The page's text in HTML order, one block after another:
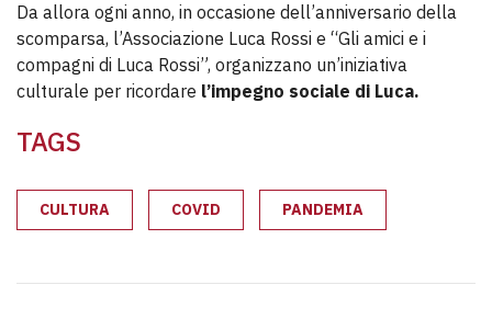
Da allora ogni anno, in occasione dell’anniversario della
scomparsa, l’Associazione Luca Rossi e “Gli amici e i
compagni di Luca Rossi”, organizzano un’iniziativa
culturale per ricordare l’impegno sociale di Luca.
TAGS
CULTURA COVID PANDEMIA